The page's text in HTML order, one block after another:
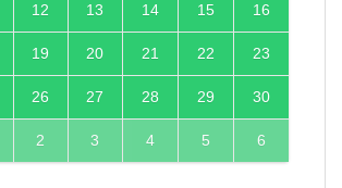
12 13 14 15 16
19 20 21 22 23
26 27 28 29 30
2 3 4 5 6